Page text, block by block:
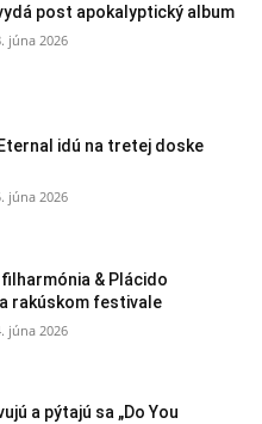
post apokalyptický album
júna 2026
idú na tretej doske
júna 2026
& Plácido
rakúskom festivale
júna 2026
a pýtajú sa „Do You